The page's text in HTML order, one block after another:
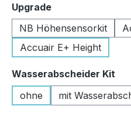
Upgradeauswählen
NB Höhensensorkit
Accuair E+ Height
Wasserabscheider Kit
ohne
mit